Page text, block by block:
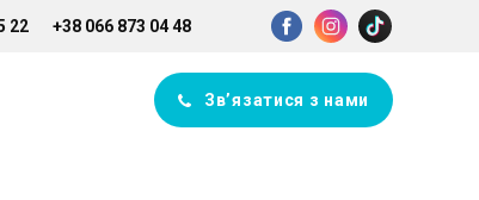
22 +38 066 873 04 48
Зв’язатися з нами